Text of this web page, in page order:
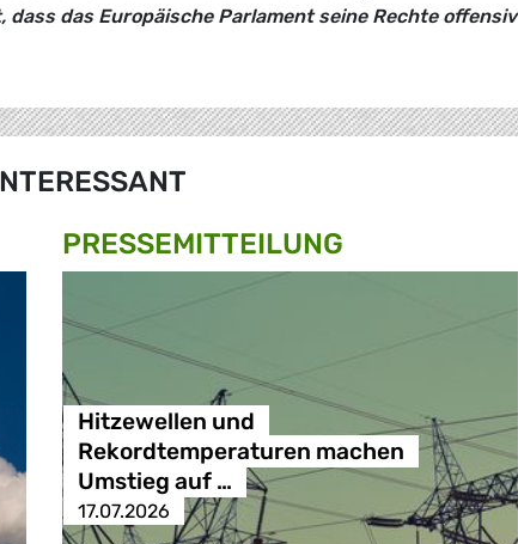
das Europäische Parlament seine Rechte offensiv
PRESSE­MITTEILUNG
Hitzewellen und
Rekordtemperaturen machen
Umstieg auf …
17.07.2026